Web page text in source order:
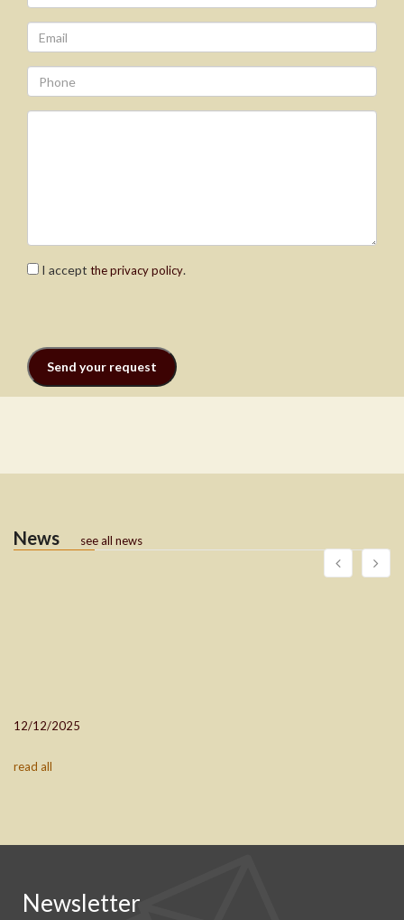
I accept the privacy policy.
News see all news
12/12/2025
read all
Newsletter